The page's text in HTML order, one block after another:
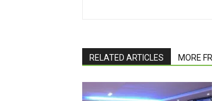
RELATED ARTICLES MORE